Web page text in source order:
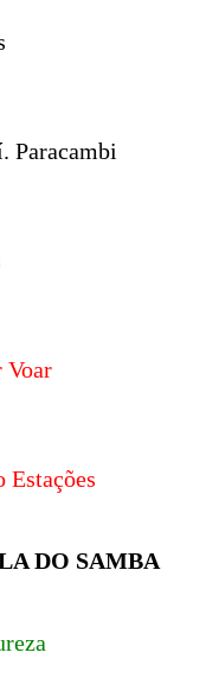
Paracambi
Voar
Estações
DO SAMBA